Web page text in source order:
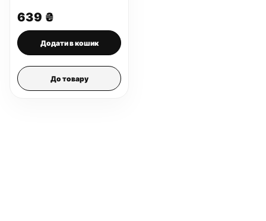
639 ₴
Додати в кошик
До товару